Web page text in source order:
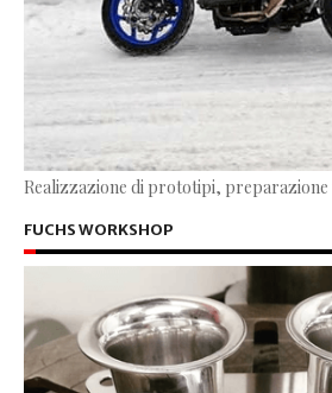
Realizzazione di prototipi,
FUCHS WORKSHOP